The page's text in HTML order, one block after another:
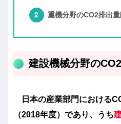
重機分野のCO2排出
建設機械分野の
日本の産業部門における
（2018年度）であり、うち